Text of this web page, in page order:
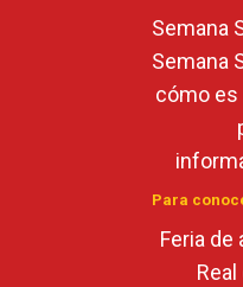
Semana
Semana
cómo es
Para
Feria de
Real